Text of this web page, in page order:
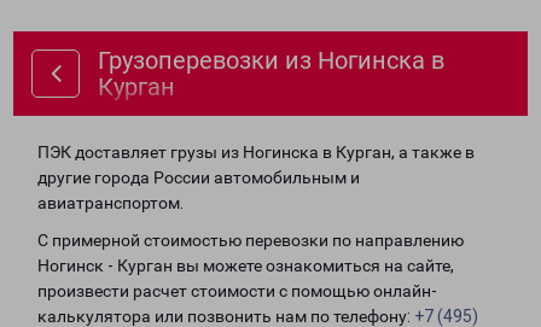
Грузоперевозки из Ногинска в
Курган
ПЭК доставляет грузы из Ногинска в Курган, а также в
другие города России автомобильным и
авиатранспортом.
С примерной стоимостью перевозки по направлению
Ногинск - Курган вы можете ознакомиться на сайте,
произвести расчет стоимости с помощью онлайн-
калькулятора или позвонить нам по телефону: +7 (495)